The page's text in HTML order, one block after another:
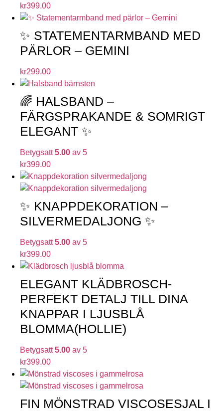
kr399.00
✨ STATEMENTARMBAND MED
PÄRLOR – GEMINI
kr299.00
🌈 HALSBAND –
FÄRGSPRAKANDE & SOMRIGT
ELEGANT ✨
Betygsatt5.00 av 5
kr399.00
✨ KNAPPDEKORATION –
SILVERMEDALJONG ✨
Betygsatt5.00 av 5
kr399.00
ELEGANT KLÄDBROSCH-
PERFEKT DETALJ TILL DINA
KNAPPAR I LJUSBLÅ
BLOMMA(HOLLIE)
Betygsatt5.00 av 5
kr399.00
FIN MÖNSTRAD VISCOSESJAL I